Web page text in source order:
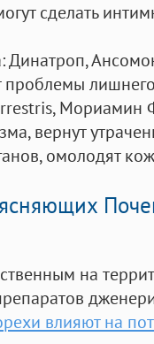
сделать
: Динатроп,
проблемы
Мориамин
вернут
омолодят
на
влияют на